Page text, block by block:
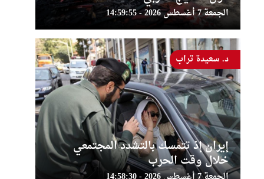
الجمعة 7 أغسطس 2026 - 14:59:55
إيران إذ تتمسك بالتشدد المجتمعي
خلال وقت الحرب
د. سعيدة تراب